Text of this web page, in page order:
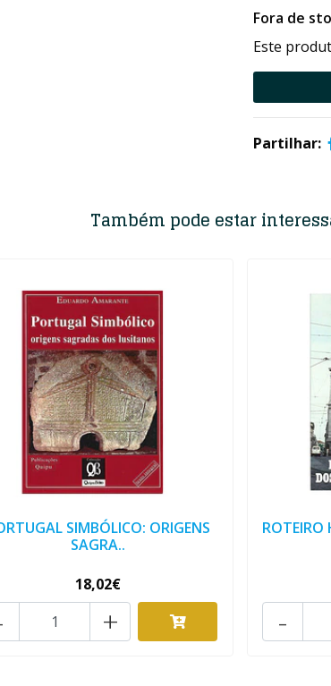
Fora de
Este
Partilhar:
Também pode estar
SIMBÓLICO: ORIGENS
SAGRA..
18,02€
+
ROTEIRO
-